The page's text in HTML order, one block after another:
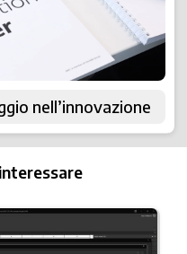
nell’innovazione